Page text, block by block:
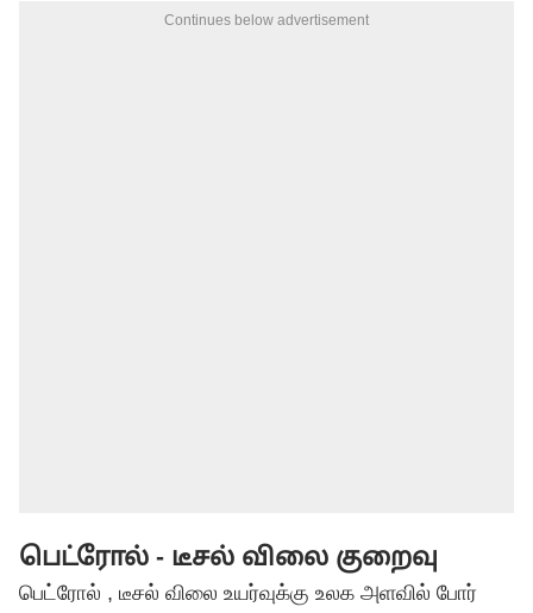
Continues below advertisement
பெட்ரோல் - டீசல் விலை குறைவு
பெட்ரோல் , டீசல் விலை உயர்வுக்கு உலக அளவில் போர்